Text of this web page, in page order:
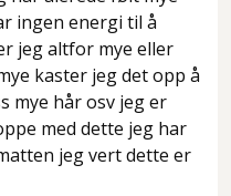
ingen energi til å
jeg altfor mye eller
kaster jeg det opp å
mye hår osv jeg er
med dette jeg har
jeg vert dette er